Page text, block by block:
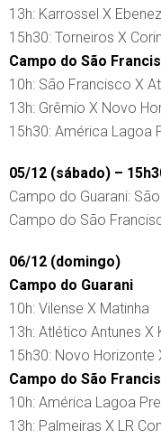
13h: Karrossel X
15h30: Torneiros X
Campo do São
10h: São Francisco X
13h: Grêmio X Novo
15h30: América Lagoa
05/12 (sábado) –
Campo do Guarani:
Campo do São
06/12 (domingo)
Campo do Guarani
10h: Vilense X Matinha
13h: Atlético Antunes X
15h30: Novo Horizonte
Campo do São
10h: América Lagoa
13h: Palmeiras X LR